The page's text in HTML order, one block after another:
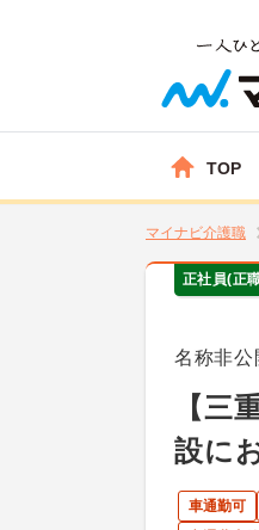
TOP
マイナビ介護職
正社員(正
名称非
【三
設に
車通勤可